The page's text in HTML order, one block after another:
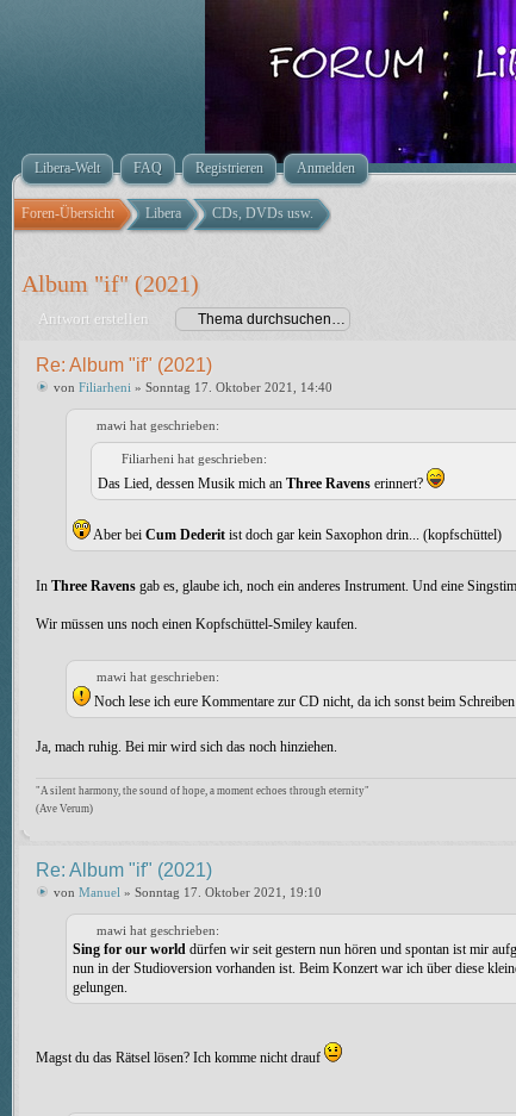
Libera-Welt FAQ Registrieren Anmelden
Foren-Übersicht Libera CDs, DVDs usw.
Album "if" (2021)
Antwort erstellen
Re: Album "if" (2021)
von Filiarheni » Sonntag 17. Oktober 2021, 14:40
mawi hat geschrieben:
Filiarheni hat geschrieben:
Das Lied, dessen Musik mich an Three Ravens erinnert?
Aber bei Cum Dederit ist doch gar kein Saxophon drin... (kopfschüttel)
In Three Ravens gab es, glaube ich, noch ein anderes Instrument. Und eine
Wir müssen uns noch einen Kopfschüttel-Smiley kaufen.
mawi hat geschrieben:
Noch lese ich eure Kommentare zur CD nicht, da ich sonst beim
Ja, mach ruhig. Bei mir wird sich das noch hinziehen.
"A silent harmony, the sound of hope, a moment echoes through eternity"
(Ave Verum)
Re: Album "if" (2021)
von Manuel » Sonntag 17. Oktober 2021, 19:10
mawi hat geschrieben:
Sing for our world dürfen wir seit gestern nun hören und spontan ist mir
nun in der Studioversion vorhanden ist. Beim Konzert war ich über diese
gelungen.
Magst du das Rätsel lösen? Ich komme nicht drauf